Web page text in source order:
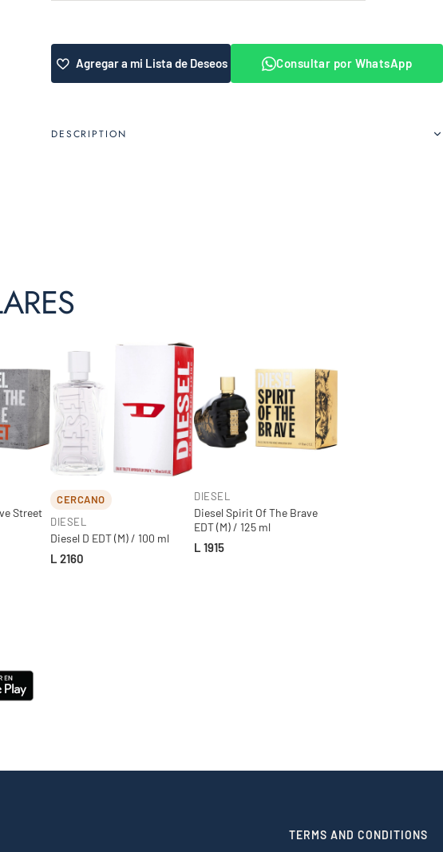
Agregar a mi Lista de Deseos Consultar por WhatsApp
DESCRIPTION
Street
CERCANO
DIESEL
Diesel D EDT (M) / 100 ml
L 2160
DIESEL
Diesel Spirit Of The Brave
EDT (M) / 125 ml
L 1915
TERMS AND CONDITIONS